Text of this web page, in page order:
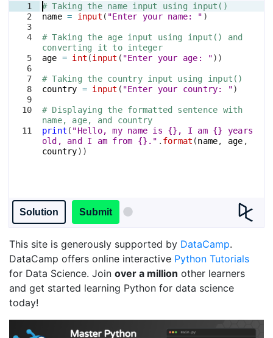
1
2
3
4
5
6
7
8
9
10
11
# Taking the name input using input()
name = input ( "Enter your name: " )
# Taking the age input using input() and
converting it to integer
age = int (input ( "Enter your age: "))
# Taking the country input using input()
country = input ( "Enter your country: ")
# Displaying the formatted sentence with
name, age, and country
print ( "Hello, my name is {}, I am {} years
old, and I am from {}." . format (name, age ,
country))
Solution Submit
This site is generously supported by DataCamp.
DataCamp offers online interactive Python Tutorials
for Data Science. Join over a million other learners
and get started learning Python for data science
today!